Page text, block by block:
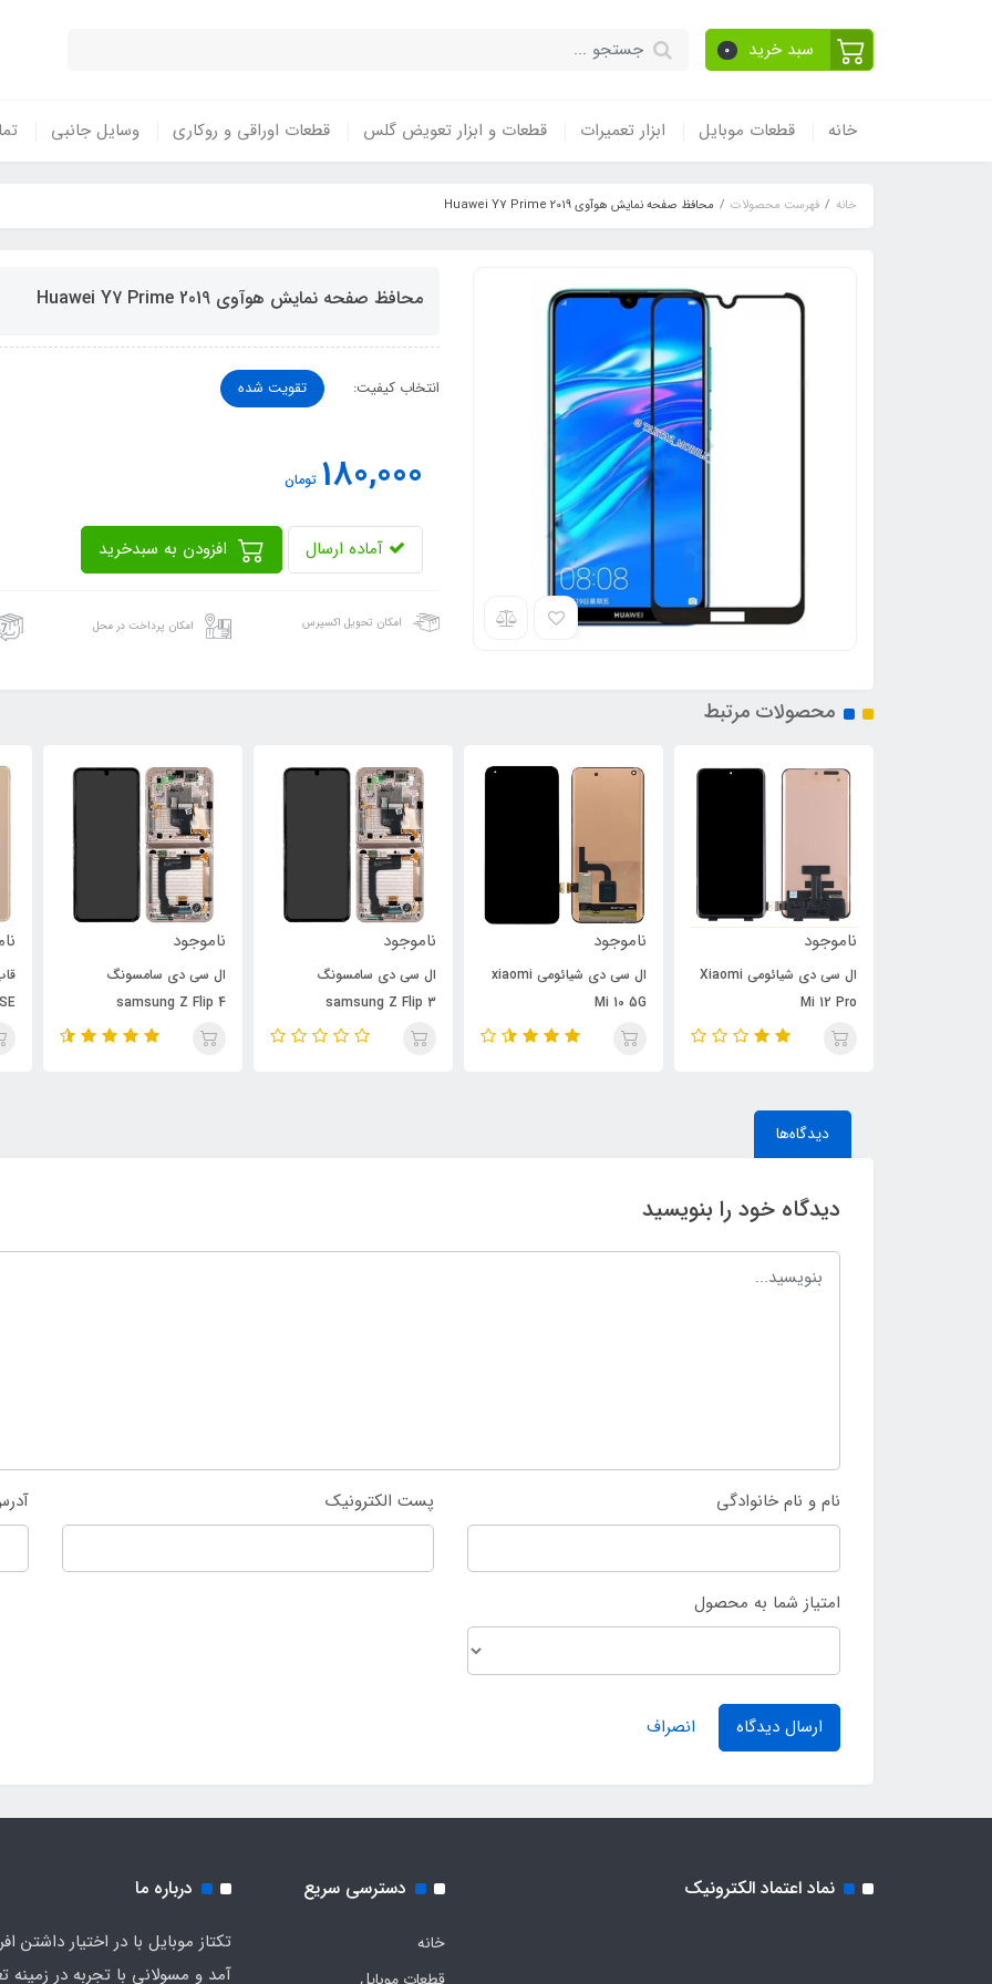
سبد خرید 0
خانه قطعات موبایل ابزار تعمیرات قطعات و ابزار تعویض گلس قطعات اوراقی و روکاری وسایل جانبی
خانه فهرست محصولات محافظ صفحه نمایش هوآوی Huawei Y7 Prime 2019
محافظ صفحه نمایش هوآوی Huawei Y7 Prime 2019
انتخاب کیفیت: تقویت شده
180,000 تومان
آماده ارسال
امکان تحویل اکسپرس امکان پرداخت در محل
محصولات مرتبط
ناموجود
ال سی دی شیائومی Xiaomi
Mi 12 Pro
ناموجود
ال سی دی شیائومی xiaomi
Mi 10 5G
ناموجود
ال سی دی سامسونگ
samsung Z Flip 3
ناموجود
ال سی دی سامسونگ
samsung Z Flip 4
دیدگاه‌ها
دیدگاه خود را بنویسید
نام و نام خانوادگی پست الکترونیک
امتیاز شما به محصول
ارسال دیدگاه انصراف
نماد اعتماد الکترونیک دسترسی سریع
خانه
درباره ما
تکتاز موبایل با در اختیار داشتن
آمد و مسولانی با تجربه در زمینه